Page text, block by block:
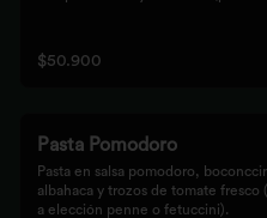
$50.900
Pasta Pomodoro
Pasta en salsa pomodoro,
albahaca y trozos de tomate fresco
a elección penne o fetuccini).